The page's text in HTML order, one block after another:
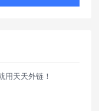
用天天外链！